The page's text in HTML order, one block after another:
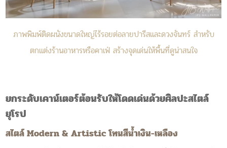
ภาพพิมพ์ติดผนังขนาดใหญ่ไร้รอยต่อลายปารีสและดวงจันทร์ สำหรับ
ตกแต่งร้านอาหารหรือคาเฟ่ สร้างจุดเด่นให้พื้นที่ดูน่าสนใจ
ยกระดับเคาน์เตอร์ต้อนรับให้โดดเด่นด้วยศิลปะสไตล์
ยุโรป
สไตล์ Modern & Artistic โทนสีน้ำเงิน-เหลือง